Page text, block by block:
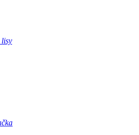
lisy